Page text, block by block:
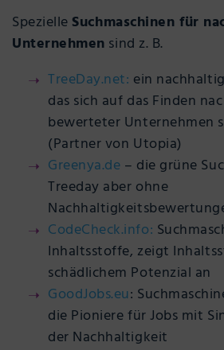
Spezielle Suchmaschinen für
Unternehmen sind z. B.
TreeDay.net: ein
das sich auf das Finden
bewerteter Unternehmen
(Partner von Utopia)
Greenya.de – die grüne
Treeday aber ohne
CodeCheck.info:
Inhaltsstoffe, zeigt
schädlichem Potenzial an
GoodJobs.eu:
die Pioniere für Jobs mit
der Nachhaltigkeit